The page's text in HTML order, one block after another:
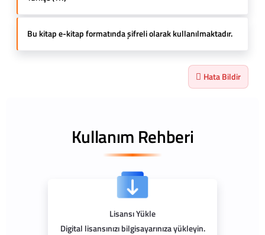
Bu kitap e-kitap formatında şifreli olarak kullanılmaktadır.
Hata Bildir
Kullanım Rehberi
Lisansı Yükle
Digital lisansınızı bilgisayarınıza yükleyin.